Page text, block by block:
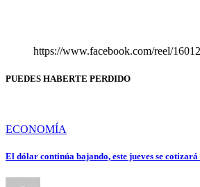
https://www.facebook.com/reel/
PUEDES HABERTE PERDIDO
ECONOMÍA
El dólar continúa bajando, este jueves se cotizará